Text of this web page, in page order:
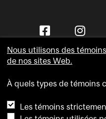
Nous utilisons des
de nos sites Web.
À quels types de témoins
Les témoins